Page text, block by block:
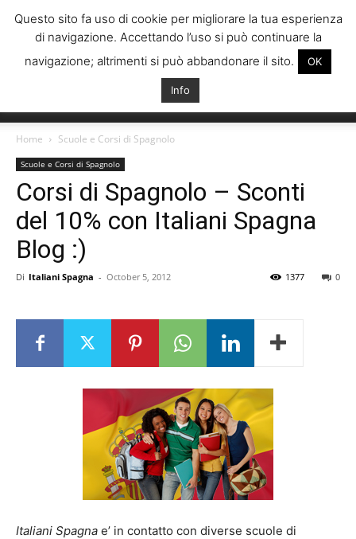
Italiani
Spagna
Home Scuole e Corsi di Spagnolo
Scuole e Corsi di Spagnolo
Corsi di Spagnolo – Sconti
del 10% con Italiani Spagna
Blog :)
Di Italiani Spagna - October 5, 2012 0
1377
Italiani Spagna e’ in contatto con diverse scuole di
Questo sito fa uso di cookie per migliorare la tua esperienza
di navigazione. Accettando l’uso si può continuare la
navigazione; altrimenti si può abbandonare il sito.
OK
Info